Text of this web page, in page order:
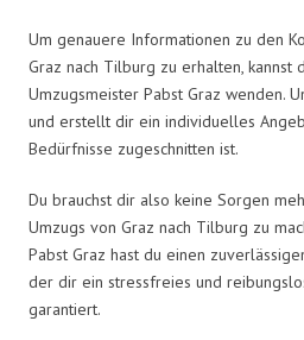
Um genauere Informationen zu den
Graz nach Tilburg zu erhalten, kannst
Umzugsmeister Pabst Graz wenden.
und erstellt dir ein individuelles
Bedürfnisse zugeschnitten ist.
Du brauchst dir also keine Sorgen
Umzugs von Graz nach Tilburg zu
Pabst Graz hast du einen
der dir ein stressfreies und
garantiert.